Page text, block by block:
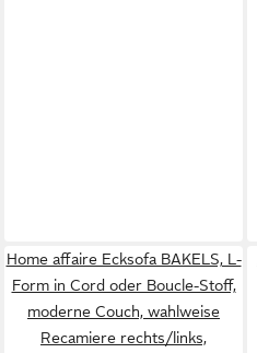
Home affaire Ecksofa BAKELS, L-
Form in Cord oder Boucle-Stoff,
moderne Couch, wahlweise
Recamiere rechts/links,